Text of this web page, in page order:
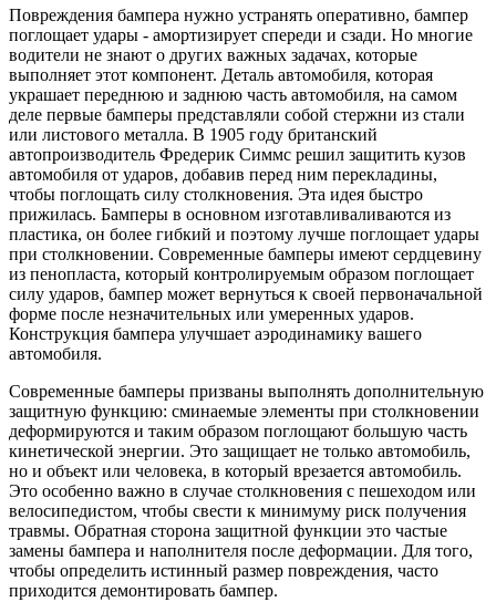
Повреждения бампера нужно устранять оперативно, бампер
поглощает удары - амортизирует спереди и сзади. Но многие
водители не знают о других важных задачах, которые
выполняет этот компонент. Деталь автомобиля, которая
украшает переднюю и заднюю часть автомобиля, на самом
деле первые бамперы представляли собой стержни из стали
или листового металла. В 1905 году британский
автопроизводитель Фредерик Симмс решил защитить кузов
автомобиля от ударов, добавив перед ним перекладины,
чтобы поглощать силу столкновения. Эта идея быстро
прижилась. Бамперы в основном изготавливаливаются из
пластика, он более гибкий и поэтому лучше поглощает удары
при столкновении. Современные бамперы имеют сердцевину
из пенопласта, который контролируемым образом поглощает
силу ударов, бампер может вернуться к своей первоначальной
форме после незначительных или умеренных ударов.
Конструкция бампера улучшает аэродинамику вашего
автомобиля.
Современные бамперы призваны выполнять дополнительную
защитную функцию: сминаемые элементы при столкновении
деформируются и таким образом поглощают большую часть
кинетической энергии. Это защищает не только автомобиль,
но и объект или человека, в который врезается автомобиль.
Это особенно важно в случае столкновения с пешеходом или
велосипедистом, чтобы свести к минимуму риск получения
травмы. Обратная сторона защитной функции это частые
замены бампера и наполнителя после деформации. Для того,
чтобы определить истинный размер повреждения, часто
приходится демонтировать бампер.